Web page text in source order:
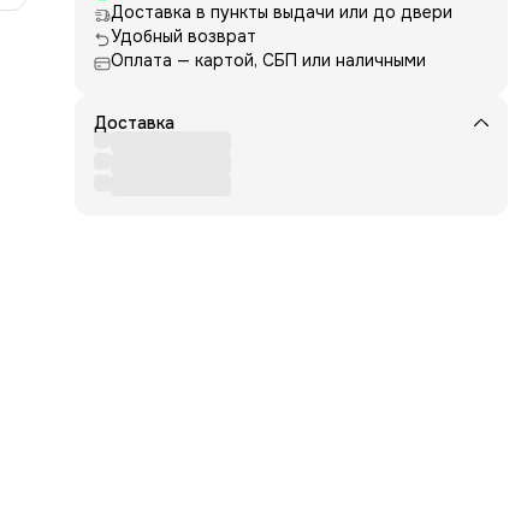
Доставка в пункты выдачи или до двери
Удобный возврат
Оплата — картой, СБП или наличными
Доставка